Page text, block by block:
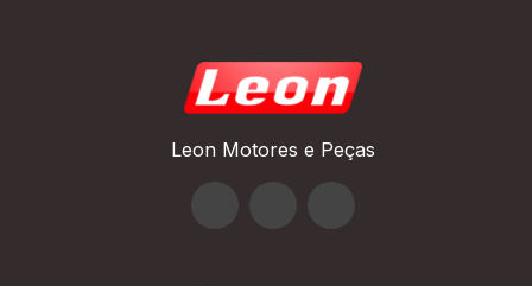
Leon Motores e Peças